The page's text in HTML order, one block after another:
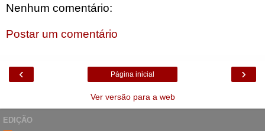
Nenhum comentário:
Postar um comentário
‹ ›
Página inicial
Ver versão para a web
EDIÇÃO